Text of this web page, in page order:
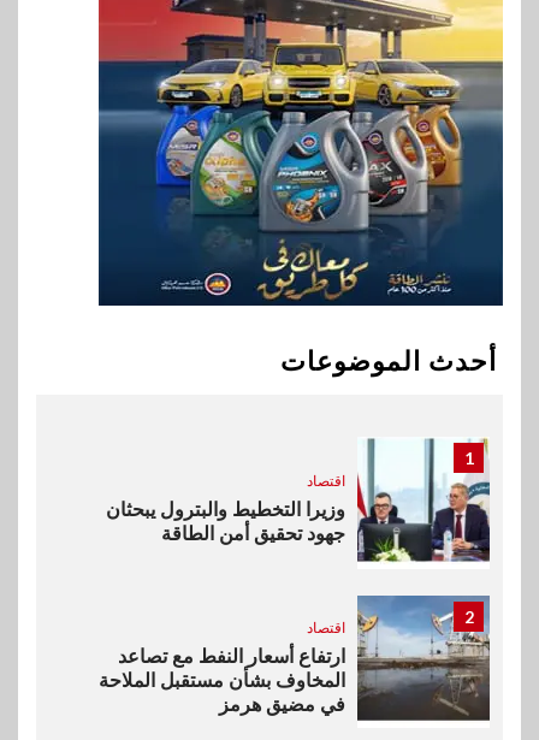
أحدث الموضوعات
في تطوير أول منصة للسياحة
الصحية في مصر والشرق الأوسط
وأفريقيا Tour4Cure
9
سوق وصلة
هواوي: هاتف nova 15
Max بطارية ضخمة وتصميم متين
جهازًا مثاليًا للشباب
اقتصاد
خطط نمو «بلد» لتعزيز حضورها
في سوق تحويلات المصريين
1
اقتصاد
وزيرا التخطيط والبترول يبحثان
جهود تحقيق أمن الطاقة
2
اقتصاد
ارتفاع أسعار النفط مع تصاعد
المخاوف بشأن مستقبل الملاحة
في مضيق هرمز